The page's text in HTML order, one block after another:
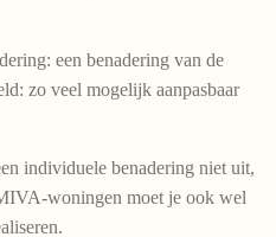
een benadering van de
zo veel mogelijk aanpas­baar
individuele benadering niet uit,
woningen moet je ook wel